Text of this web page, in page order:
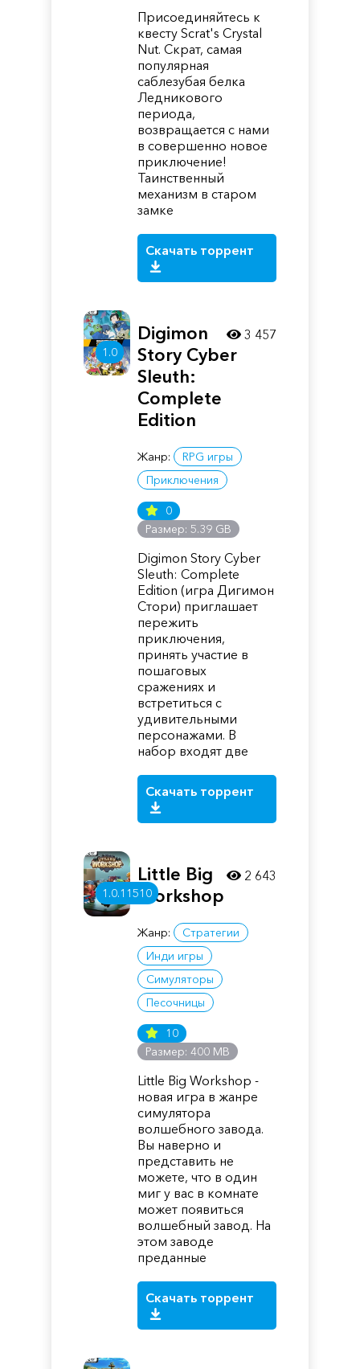
Присоединяйтесь к
квесту Scrat's Crystal
Nut. Скрат, самая
популярная
саблезубая белка
Ледникового
периода,
возвращается с нами
в совершенно новое
приключение!
Таинственный
механизм в старом
замке
Скачать торрент
1.0
Digimon
Story Cyber
Sleuth:
Complete
Edition
Жанр:
RPG игры
Приключения
0
Размер: 5.39 GB
Digimon Story Cyber
Sleuth: Complete
Edition (игра Дигимон
Стори) приглашает
пережить
приключения,
принять участие в
пошаговых
сражениях и
встретиться с
удивительными
персонажами. В
набор входят две
Скачать торрент
3 457
1.0.11510
Little Big
Workshop
Жанр:
Стратегии
Инди игры
Симуляторы
Песочницы
10
Размер: 400 MB
Little Big Workshop -
новая игра в жанре
симулятора
волшебного завода.
Вы наверно и
представить не
можете, что в один
миг у вас в комнате
может появиться
волшебный завод. На
этом заводе
преданные
Скачать торрент
2 643